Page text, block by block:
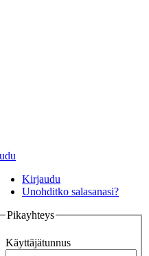
Kirjaudu
Unohditko salasanasi?
Pikayhteys
Käyttäjätunnus